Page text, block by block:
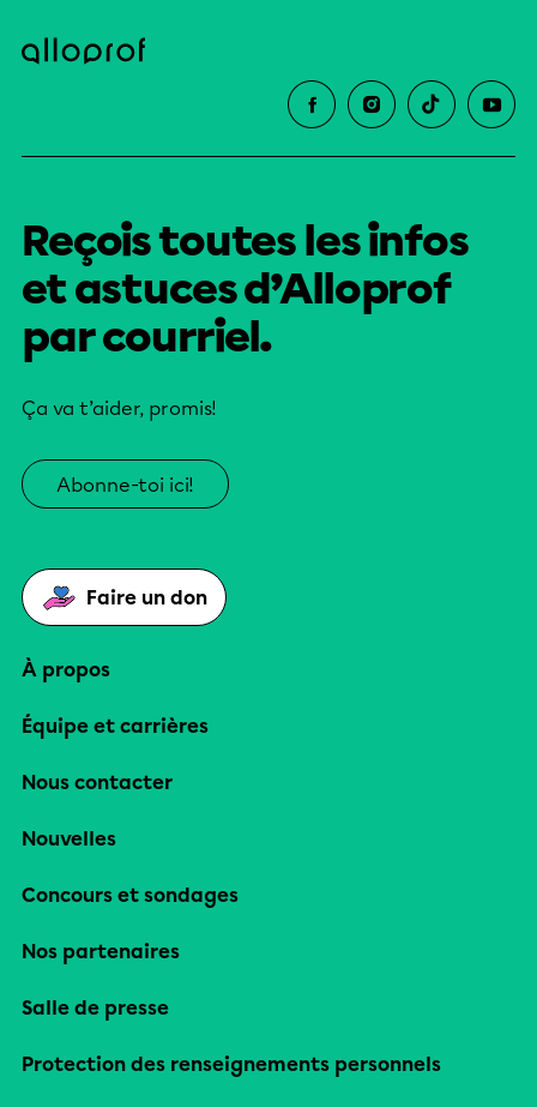
Reçois toutes les infos
et astuces d’Alloprof
par courriel.
Ça va t’aider, promis!
Abonne-toi ici!
Faire un don
À propos
Équipe et carrières
Nous contacter
Nouvelles
Concours et sondages
Nos partenaires
Salle de presse
Protection des renseignements personnels